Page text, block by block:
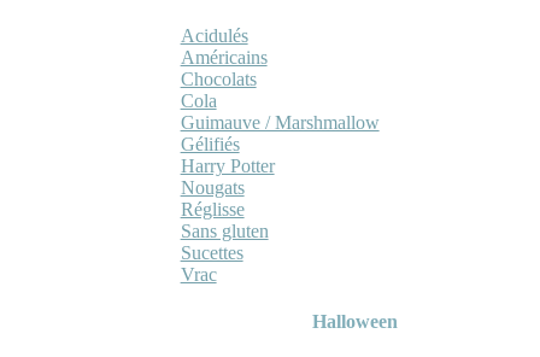
Acidulés
Américains
Chocolats
Cola
Guimauve / Marshmallow
Gélifiés
Harry Potter
Nougats
Réglisse
Sans gluten
Sucettes
Vrac
Halloween